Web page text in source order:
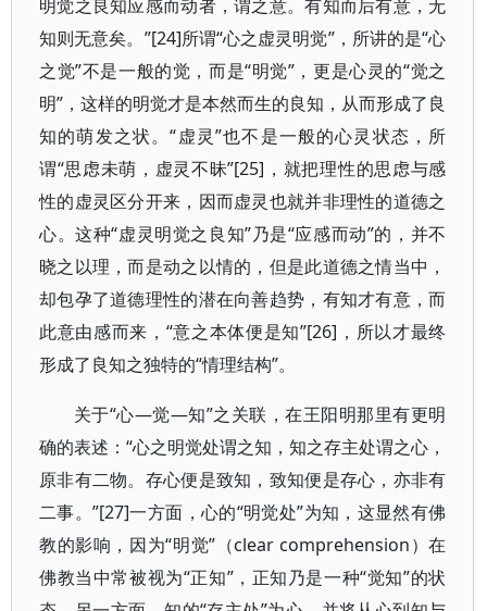
明觉之良知应感而动者，谓之意。有知而后有意，无
知则无意矣。”[24]所谓“心之虚灵明觉”，所讲的是“心
之觉”不是一般的觉，而是“明觉”，更是心灵的“觉之
明”，这样的明觉才是本然而生的良知，从而形成了良
知的萌发之状。“虚灵”也不是一般的心灵状态，所
谓“思虑未萌，虚灵不昧”[25]，就把理性的思虑与感
性的虚灵区分开来，因而虚灵也就并非理性的道德之
心。这种“虚灵明觉之良知”乃是“应感而动”的，并不
晓之以理，而是动之以情的，但是此道德之情当中，
却包孕了道德理性的潜在向善趋势，有知才有意，而
此意由感而来，“意之本体便是知”[26]，所以才最终
形成了良知之独特的“情理结构”。
关于“心—觉—知”之关联，在王阳明那里有更明
确的表述：“心之明觉处谓之知，知之存主处谓之心，
原非有二物。存心便是致知，致知便是存心，亦非有
二事。”[27]一方面，心的“明觉处”为知，这显然有佛
教的影响，因为“明觉”（clear comprehension）在
佛教当中常被视为“正知”，正知乃是一种“觉知”的状